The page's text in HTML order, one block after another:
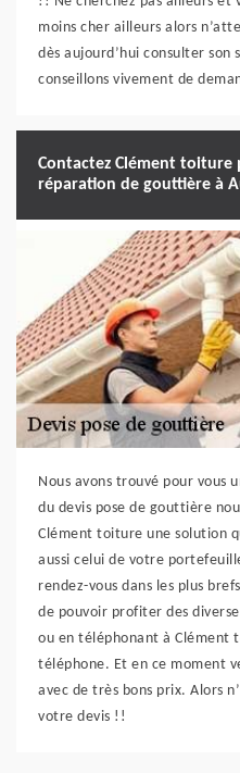
moins cher ailleurs alors
dès aujourd’hui consulter son
conseillons vivement de
Contactez Clément
réparation de gouttière à
Nous avons trouvé pour vous
du devis pose de gouttière
Clément toiture une solution
aussi celui de votre
rendez-vous dans les plus
de pouvoir profiter des
ou en téléphonant à Clément
téléphone. Et en ce moment
avec de très bons prix. Alors
votre devis !!